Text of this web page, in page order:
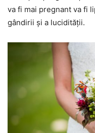
va fi mai pregnant va fi
gândirii și a lucidității.